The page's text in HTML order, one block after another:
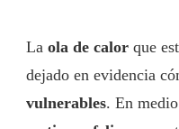
La ola de calor que
dejado en evidencia
vulnerables. En